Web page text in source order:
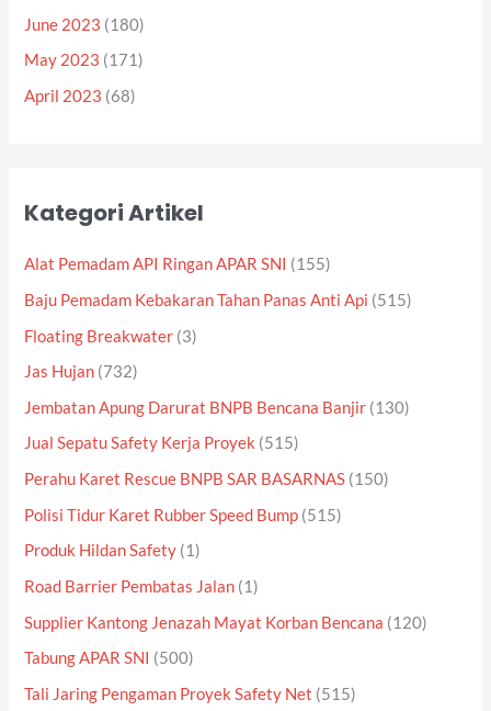
June 2023 (180)
May 2023 (171)
April 2023 (68)
Kategori Artikel
Alat Pemadam API Ringan APAR SNI (155)
Baju Pemadam Kebakaran Tahan Panas Anti Api (515)
Floating Breakwater (3)
Jas Hujan (732)
Jembatan Apung Darurat BNPB Bencana Banjir (130)
Jual Sepatu Safety Kerja Proyek (515)
Perahu Karet Rescue BNPB SAR BASARNAS (150)
Polisi Tidur Karet Rubber Speed Bump (515)
Produk Hildan Safety (1)
Road Barrier Pembatas Jalan (1)
Supplier Kantong Jenazah Mayat Korban Bencana (120)
Tabung APAR SNI (500)
Tali Jaring Pengaman Proyek Safety Net (515)